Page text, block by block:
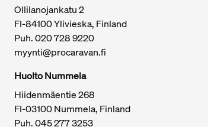
Tärkeitä linkkejä / sivukartta
Ollilanojankatu 2
FI-84100 Ylivieska, Finland
Puh.020 728 9220
myynti@procaravan.fi
Huolto Nummela
Hiidenmäentie 268
FI-03100 Nummela, Finland
Puh. 045 277 3253